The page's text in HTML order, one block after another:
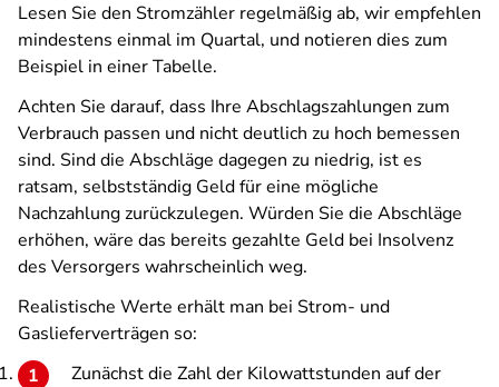
Lesen Sie den Stromzähler regelmäßig ab, wir empfehlen
mindestens einmal im Quartal, und notieren dies zum
Beispiel in einer Tabelle.
Achten Sie darauf, dass Ihre Abschlagszahlungen zum
Verbrauch passen und nicht deutlich zu hoch bemessen
sind. Sind die Abschläge dagegen zu niedrig, ist es
ratsam, selbstständig Geld für eine mögliche
Nachzahlung zurückzulegen. Würden Sie die Abschläge
erhöhen, wäre das bereits gezahlte Geld bei Insolvenz
des Versorgers wahrscheinlich weg.
Realistische Werte erhält man bei Strom- und
Gaslieferverträgen so:
Zunächst die Zahl der Kilowattstunden auf der